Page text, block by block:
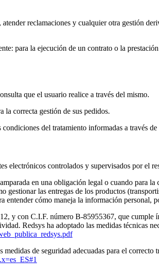
reclamaciones y cualquier otra gestión
para la ejecución de un contrato o la
que el usuario realice a través del mismo.
la correcta gestión de sus pedidos.
del tratamiento informadas a través
electrónicos controlados y supervisados por el
en una obligación legal o cuando para
las entregas de los productos
entender cómo maneja la información personal,
y con C.I.F. número B-85955367, que cumple
Redsys ha adoptado las medidas técnicas
de seguridad adecuadas para el correcto